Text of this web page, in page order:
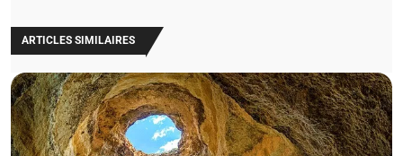
ARTICLES SIMILAIRES